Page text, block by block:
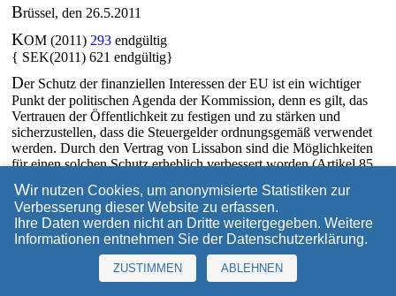
Brüssel, den 26.5.2011
KOM (2011)293 endgültig
{ SEK(2011) 621 endgültig}
Der Schutz der finanziellen Interessen der EU ist ein wichtiger
Punkt der politischen Agenda der Kommission, denn es gilt, das
Vertrauen der Öffentlichkeit zu festigen und zu stärken und
sicherzustellen, dass die Steuergelder ordnungsgemäß verwendet
werden. Durch den Vertrag von Lissabon sind die Möglichkeiten
für einen solchen Schutz erheblich verbessert worden (Artikel 85,
Union, AEUV). Nach Artikel 310 Absatz 6 und Artikel 325
AEUV sind die EU und ihre Mitgliedstaaten verpflichtet, gegen
sämtliche Formen widerrechtlicher Handlungen vorzugehen, die
sich gegen die finanziellen Interessen der EU richten. Die EU
verfügt über eine umfassende Reihe von Werkzeugen für die
Verhütung und Aufdeckung des Mißbrauchs von EU-Mitteln.
Wir nutzen Cookies, um anonymisierte Statistiken zur
Verbesserung dieser Website zu erfassen.
Ihre Daten werden nicht an Dritte weitergegeben. Weitere
Informationen entnehmen Sie der Datenschutzerklärung.
ZUSTIMMEN ABLEHNEN